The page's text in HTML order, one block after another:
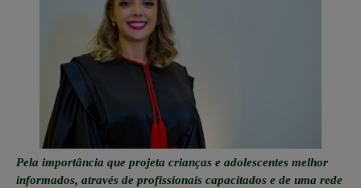
Pela importância que projeta crianças e adolescentes melhor
informados, através de profissionais capacitados e de uma rede